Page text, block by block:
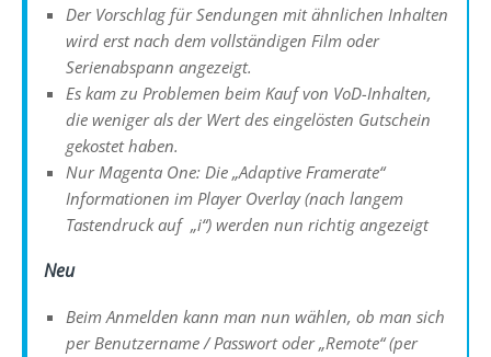
Der Vorschlag für Sendungen mit ähnlichen Inhalten
wird erst nach dem vollständigen Film oder
Serienabspann angezeigt.
Es kam zu Problemen beim Kauf von VoD-Inhalten,
die weniger als der Wert des eingelösten Gutschein
gekostet haben.
Nur Magenta One: Die „Adaptive Framerate“
Informationen im Player Overlay (nach langem
Tastendruck auf „i“) werden nun richtig angezeigt
Neu
Beim Anmelden kann man nun wählen, ob man sich
per Benutzername / Passwort oder „Remote“ (per